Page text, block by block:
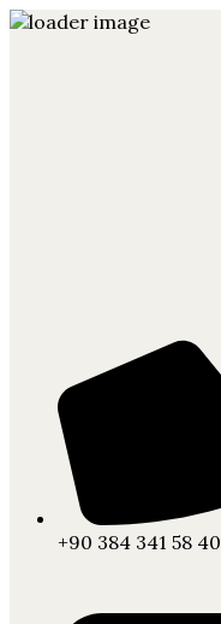
+90 384 341 58 40